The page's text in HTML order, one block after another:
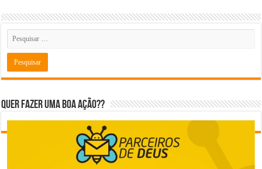
Quer fazer uma boa ação??